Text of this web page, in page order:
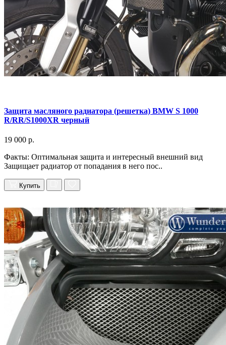
Защита масляного радиатора (решетка) BMW S 1000
R/RR/S1000XR черный
19 000 р.
Факты: Оптимальная защита и интересный внешний вид
Защищает радиатор от попадания в него пос..
Купить